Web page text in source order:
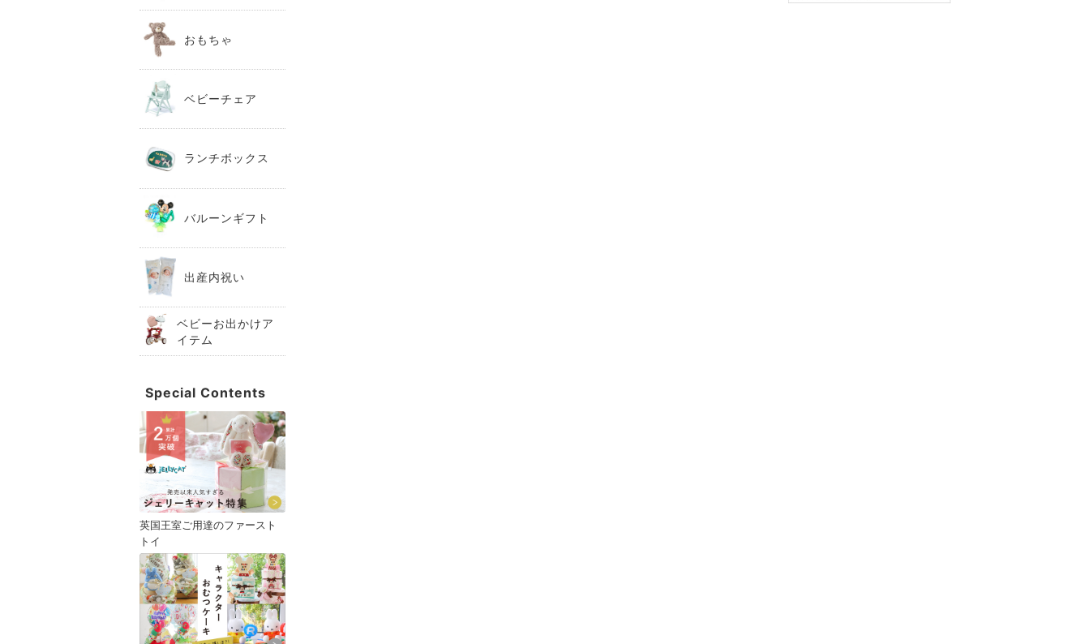
おもちゃ
ベビーチェア
ランチボックス
バルーンギフト
出産内祝い
ベビーお出かけア
イテム
Special Contents
英国王室ご用達のファースト
トイ